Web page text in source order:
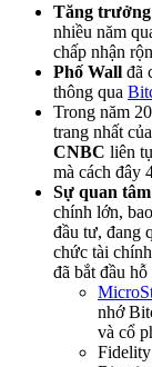
Tăng
nhiều năm
chấp nhận
Phố Wall đã
thông qua
Trong năm
trang nhất
CNBC liên
mà cách đây
Sự quan
chính lớn,
đầu tư, đang
chức tài
đã bắt đầu
nhớ
và cổ